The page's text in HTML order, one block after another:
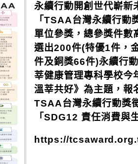
永續行動開創世代嶄新
「TSAA台灣永續行動
單位參獎，總參獎件數
選出200件(特優1件，
件及銅獎66件)永續行
莘健康管理專科學校今
溫莘共好》為主題，報
TSAA台灣永續行動獎
「SDG12 責任消費與
https://